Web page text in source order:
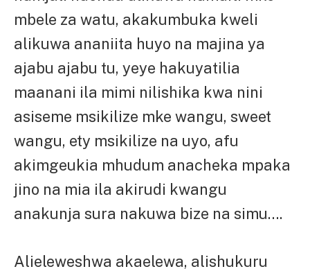
mbele za watu, akakumbuka kweli
alikuwa ananiita huyo na majina ya
ajabu ajabu tu, yeye hakuyatilia
maanani ila mimi nilishika kwa nini
asiseme msikilize mke wangu, sweet
wangu, ety msikilize na uyo, afu
akimgeukia mhudum anacheka mpaka
jino na mia ila akirudi kwangu
anakunja sura nakuwa bize na simu….
Alieleweshwa akaelewa, alishukuru